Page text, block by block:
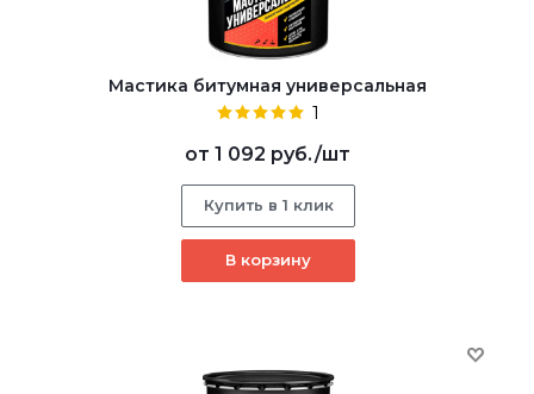
Мастика битумная универсальная
1
от 1 092 руб./шт
Купить в 1 клик
В корзину